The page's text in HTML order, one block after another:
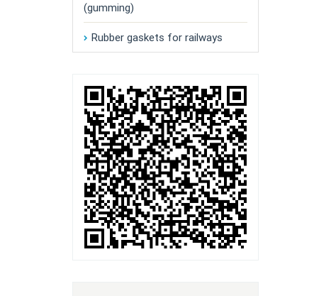
(gumming)
Rubber gaskets for railways